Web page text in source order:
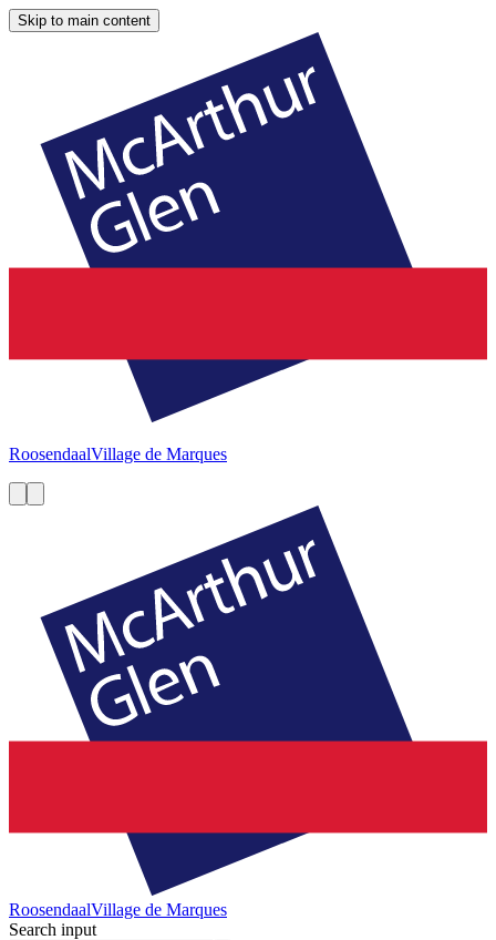
Skip to main content
RoosendaalVillage de Marques
RoosendaalVillage de Marques
Search input